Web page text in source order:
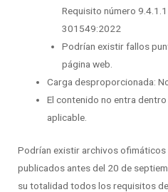
Requisito número
301549:2022
Podrían existir fallos
página web.
Carga desproporcionada:
El contenido no entra
aplicable.
Podrían existir archivos
publicados antes del 20 de
su totalidad todos los requisitos